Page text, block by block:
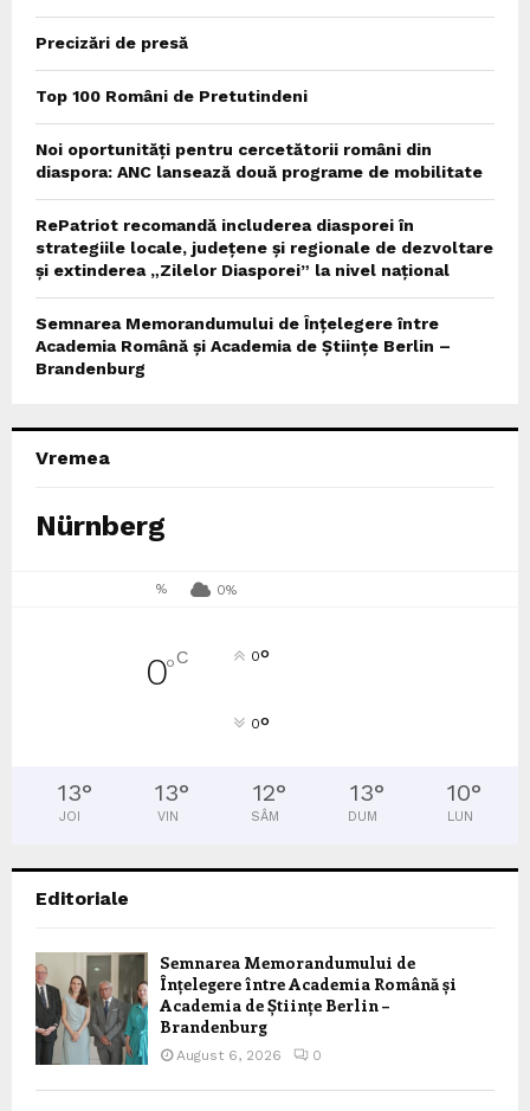
Precizări de presă
Top 100 Români de Pretutindeni
Noi oportunități pentru cercetătorii români din
diaspora: ANC lansează două programe de mobilitate
RePatriot recomandă includerea diasporei în
strategiile locale, județene și regionale de dezvoltare
și extinderea „Zilelor Diasporei” la nivel național
Semnarea Memorandumului de Înțelegere între
Academia Română și Academia de Științe Berlin –
Brandenburg
Vremea
Nürnberg
% 0%
0°C 0°
0°
13°
JOI
13°
VIN
12°
SÂM
13°
DUM
10°
LUN
Editoriale
Semnarea Memorandumului de
Înțelegere între Academia Română și
Academia de Științe Berlin –
Brandenburg
August 6, 2026 0